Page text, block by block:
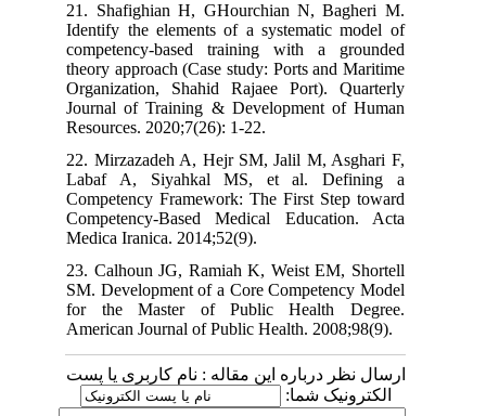
21. Shafighian H, GHourchian N, Bagheri M.
Identify the elements of a systematic model of
competency-based training with a grounded
theory approach (Case study: Ports and Maritime
Organization, Shahid Rajaee Port). Quarterly
Journal of Training & Development of Human
Resources. 2020;7(26): 1-22.
22. Mirzazadeh A, Hejr SM, Jalil M, Asghari F,
Labaf A, Siyahkal MS, et al. Defining a
Competency Framework: The First Step toward
Competency-Based Medical Education. Acta
Medica Iranica. 2014;52(9).
23. Calhoun JG, Ramiah K, Weist EM, Shortell
SM. Development of a Core Competency Model
for the Master of Public Health Degree.
American Journal of Public Health. 2008;98(9).
ارسال نظر درباره این مقاله : نام کاربری یا پست
الکترونیک شما: